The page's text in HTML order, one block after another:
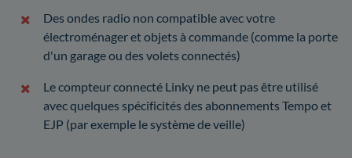
Des ondes radio non compatible avec votre
électroménager et objets à commande (comme la porte
d'un garage ou des volets connectés)
Le compteur connecté Linky ne peut pas être utilisé
avec quelques spécificités des abonnements Tempo et
EJP (par exemple le système de veille)